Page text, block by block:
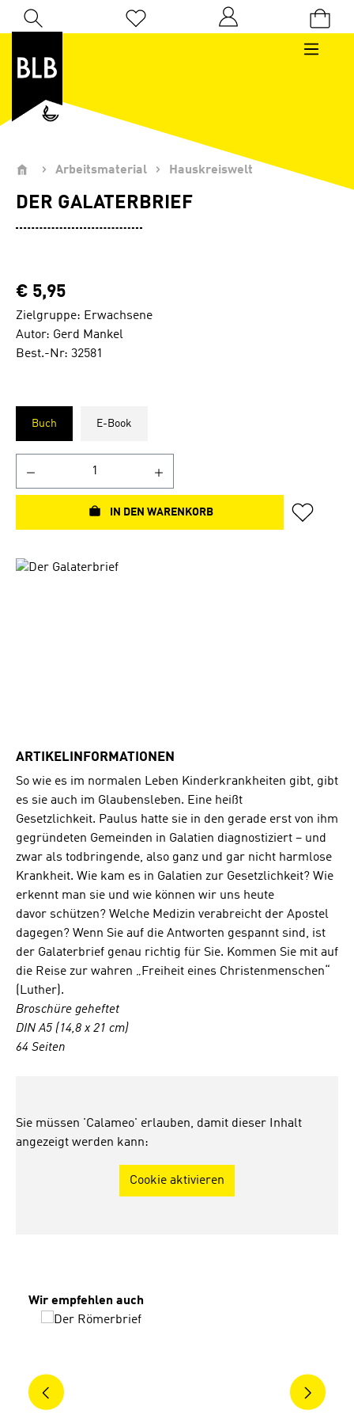
Zum Hauptinhalt springen
Du hast 0 Produkte auf dem Merkzettel
Arbeitsmaterial Hauskreiswelt
DER GALATERBRIEF
€ 5,95
Zielgruppe: Erwachsene
Autor: Gerd Mankel
Best.-Nr: 32581
Buch E-Book
IN DEN WARENKORB
Bildergalerie überspringen
ARTIKELINFORMATIONEN
So wie es im normalen Leben Kinderkrankheiten gibt, gibt
es sie auch im Glaubensleben. Eine heißt
Gesetzlichkeit. Paulus hatte sie in den gerade erst von ihm
gegründeten Gemeinden in Galatien diagnostiziert – und
zwar als todbringende, also ganz und gar nicht harmlose
Krankheit. Wie kam es in Galatien zur Gesetzlichkeit? Wie
erkennt man sie und wie können wir uns heute
davor schützen? Welche Medizin verabreicht der Apostel
dagegen? Wenn Sie auf die Antworten gespannt sind, ist
der Galaterbrief genau richtig für Sie. Kommen Sie mit auf
die Reise zur wahren „Freiheit eines Christenmenschen“
(Luther).
Broschüre geheftet
DIN A5 (14,8 x 21 cm)
64 Seiten
Sie müssen 'Calameo' erlauben, damit dieser Inhalt
angezeigt werden kann:
Cookie aktivieren
Produktgalerie überspringen
Wir empfehlen auch